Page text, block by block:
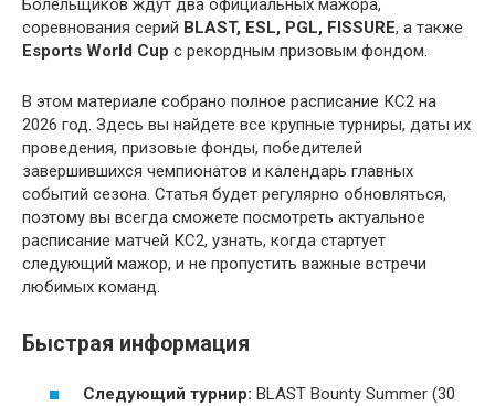
Болельщиков ждут два официальных мажора,
соревнования серий BLAST, ESL, PGL, FISSURE, а также
Esports World Cup с рекордным призовым фондом.
В этом материале собрано полное расписание КС2 на
2026 год. Здесь вы найдете все крупные турниры, даты их
проведения, призовые фонды, победителей
завершившихся чемпионатов и календарь главных
событий сезона. Статья будет регулярно обновляться,
поэтому вы всегда сможете посмотреть актуальное
расписание матчей КС2, узнать, когда стартует
следующий мажор, и не пропустить важные встречи
любимых команд.
Быстрая информация
Следующий турнир: BLAST Bounty Summer (30